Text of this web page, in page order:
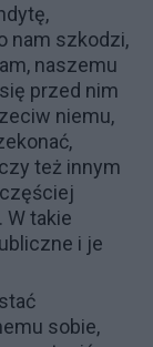
nam szkodzi,
naszemu
przed nim
niemu,
też innym
W takie
i je
sobie,